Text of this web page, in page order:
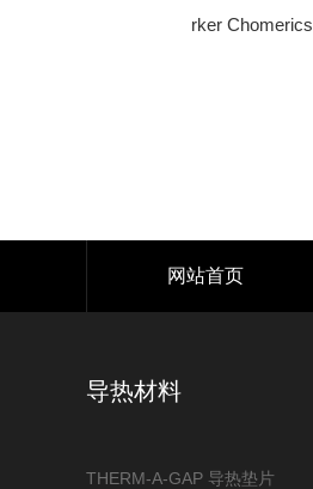
rker Chomerics
网站首页
导热材料
THERM-A-GAP 导热垫片